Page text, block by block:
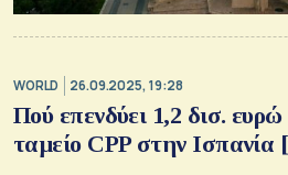
WORLD 26.09.2025, 19:28
Πού επενδύει 1,2 δισ.
ταμείο CPP στην